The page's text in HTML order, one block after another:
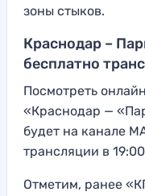
зоны стыков.
Краснодар –
бесплатно
Посмотреть
«Краснодар —
будет на канале
трансляции в
Отметим, ранее